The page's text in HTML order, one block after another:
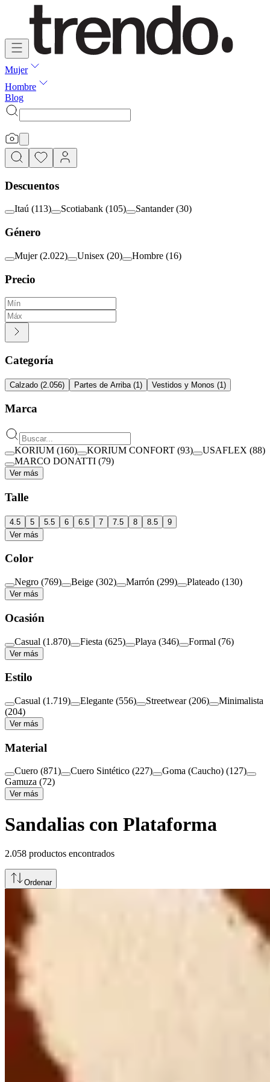
Mujer
Hombre
Blog
Descuentos
Itaú (113) Scotiabank (105) Santander (30)
Género
Mujer (2.022) Unisex (20) Hombre (16)
Precio
Categoría
Calzado (2.056) Partes de Arriba (1 ) Vestidos y Monos (1 )
Marca
KORIUM (160) KORIUM CONFORT (93) USAFLEX (88)
MARCO DONATTI (79)
Ver más
Talle
4.5 5 5.5 6 6.5 7 7.5 8 8.5
9
Ver más
Color
Negro (769) Beige (302) Marrón (299) Plateado (130)
Ver más
Ocasión
Casual (1.870) Fiesta (625) Playa (346) Formal (76)
Ver más
Estilo
Casual (1.719) Elegante (556) Streetwear (206)
Minimalista
(204)
Ver más
Material
Cuero (871) Cuero Sintético (227) Goma (Caucho) (127)
Gamuza (72)
Ver más
Sandalias con Plataforma
2.058 productos encontrados
Ordenar